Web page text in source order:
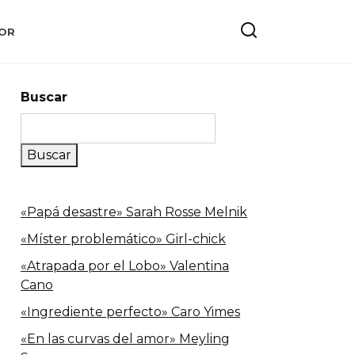
Buscar
Buscar
«Papá desastre» Sarah Rosse Melnik
«Míster problemático» Girl-chick
«Atrapada por el Lobo» Valentina
Cano
«Ingrediente perfecto» Caro Yimes
«En las curvas del amor» Meyling